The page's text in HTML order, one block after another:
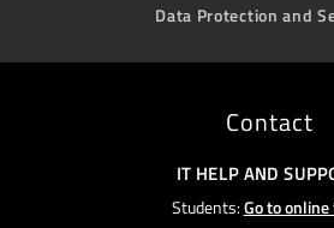
Data Protection and
Contact
IT HELP AND
Students:Go to